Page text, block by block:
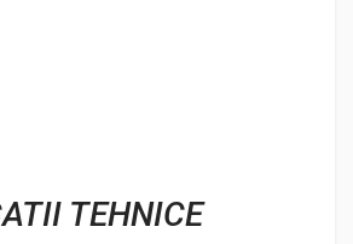
TEHNICE